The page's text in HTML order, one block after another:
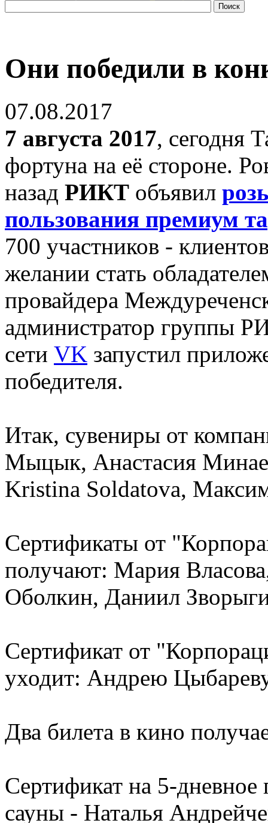
Поиск
Они победили в
07.08.2017
7 августа 2017, сегодня
фортуна на её стороне.
назад РИКТ объявил
пользования премиум
700 участников -
желании стать
провайдера
администратор группы
сети VK запустил
победителя.
Итак, сувениры от
Мыцык, Анастасия
Kristina Soldatova,
Сертификаты от
получают: Мария
Оболкин, Даниил
Сертификат от
уходит: Андрею
Два билета в кино
Сертификат на 5-
сауны - Наталья